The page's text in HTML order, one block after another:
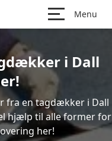
Menu
i Dall
fra en tagdækker i Dall
hjælp til alle former for
her!